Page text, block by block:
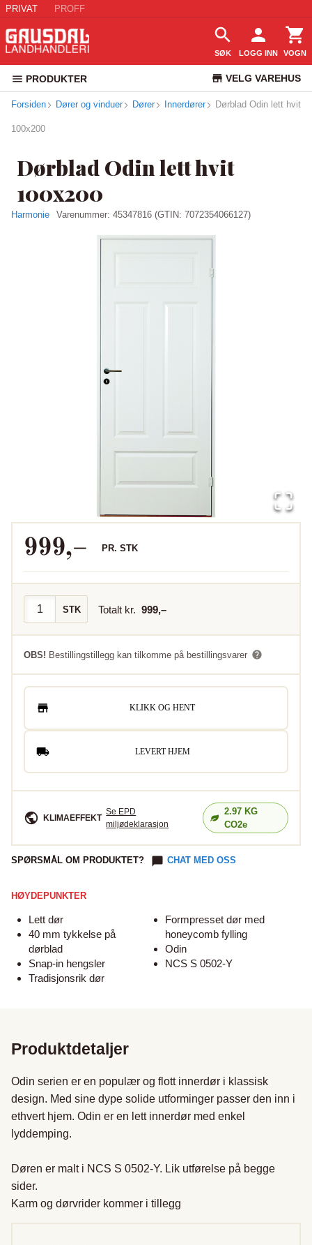
PRIVAT PROFF
SØK LOGG INN VOGN
PRODUKTER VELG VAREHUS
KUNDESERVICE
Forsiden Dører og vinduer Dører Innerdører Dørblad Odin lett hvit
100x200
Dørblad Odin lett hvit
100x200
Harmonie Varenummer: 45347816 (GTIN: 7072354066127)
999,– PR. STK
STK Totalt kr. 999,–
OBS! Bestillingstillegg kan tilkomme på bestillingsvarer
KLIKK OG HENT
LEVERT HJEM
KLIMAEFFEKT
Se EPD
miljødeklarasjon
2.97KG
CO2e
SPØRSMÅL OM PRODUKTET? CHAT MED OSS
HØYDEPUNKTER
Lett dør
40 mm tykkelse på
dørblad
Snap-in hengsler
Tradisjonsrik dør
Formpresset dør med
honeycomb fylling
Odin
NCS S 0502-Y
Produktdetaljer
Odin serien er en populær og flott innerdør i klassisk
design. Med sine dype solide utforminger passer den inn i
ethvert hjem. Odin er en lett innerdør med enkel
lyddemping.
Døren er malt i NCS S 0502-Y. Lik utførelse på begge
sider.
Karm og dørvrider kommer i tillegg